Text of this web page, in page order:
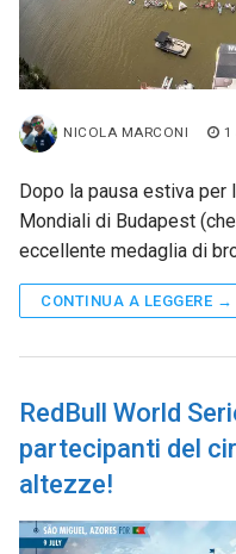
NICOLA MARCONI 1
Dopo la pausa estiva per
Mondiali di Budapest
eccellente medaglia di
CONTINUA A LEGGERE →
RedBull World
partecipanti del
altezze!